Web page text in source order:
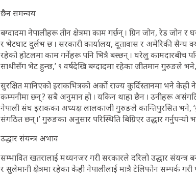
छैन समन्वय
बग्दादमा नेपालीहरू तीन क्षेत्रमा काम गर्छन् । ग्रिन जोन, रेड जोन र
र भेटघाट दुर्लभ छ । सरकारी कार्यालय, दूतावास र अमेरिकी सैन्य
रहेको होटलमा काम गर्नेहरू पनि भित्रै बस्छन् । घरेलु कामदारबीच
साथीसँग भेट हुन्छ,’ ९ वर्षदेखि बग्दादमा रहेका जीतमान गुरुङले भने,
सुरक्षित मानिएको इराकभित्रको अर्को राज्य कुर्दिस्तानमा भने
कम्पनीमा छन् ? सबै अनुमान हो । यकिन थाहा छैन । उनीहरू
नेपाली संघ इराकका अध्यक्ष लालकाजी गुरुङले कान्तिपुरसित भने,
संगठित छन् ।’ गुरुङका अनुसार परिस्थिति बिग्रिएर उद्धार
उद्धार संयन्त्र अभाव
सम्भावित खतरालाई मध्यनजर गरी सरकारले दरिलो उद्धार संयन्त्र
र सुलेमानी क्षेत्रमा रहेका केही नेपालीलाई मात्रै टेलिफोन सम्पर्क